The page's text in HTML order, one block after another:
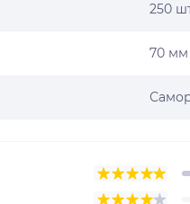
250
70 мм